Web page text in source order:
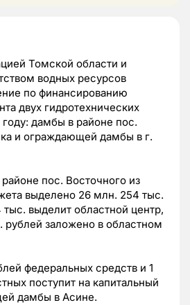
Томской области и
водных ресурсов
по финансированию
двух гидротехнических
дамбы в районе пос.
и ограждающей дамбы в г.
пос. Восточного из
выделено 26 млн. 254 тыс.
выделит областной центр,
заложено в областном
федеральных средств и 1
поступит на капитальный
дамбы в Асине.